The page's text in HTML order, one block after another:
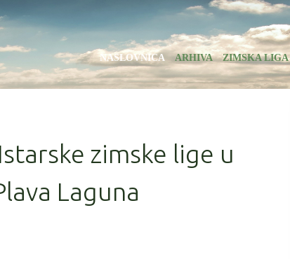
NASLOVNICA ARHIVA ZIMSKA LIGA
zimske lige u
Laguna